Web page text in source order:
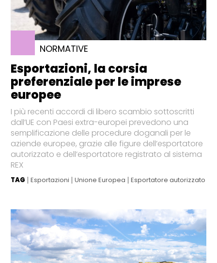
NORMATIVE
Esportazioni, la corsia
preferenziale per le imprese
europee
I più recenti accordi di libero scambio sottoscritti
dall’UE con Paesi extra-europei prevedono una
semplificazione delle procedure doganali per le
aziende europee, grazie alle figure dell’esportatore
autorizzato e dell’esportatore registrato al sistema
REX
TAG Esportazioni Unione Europea Esportatore autorizzato